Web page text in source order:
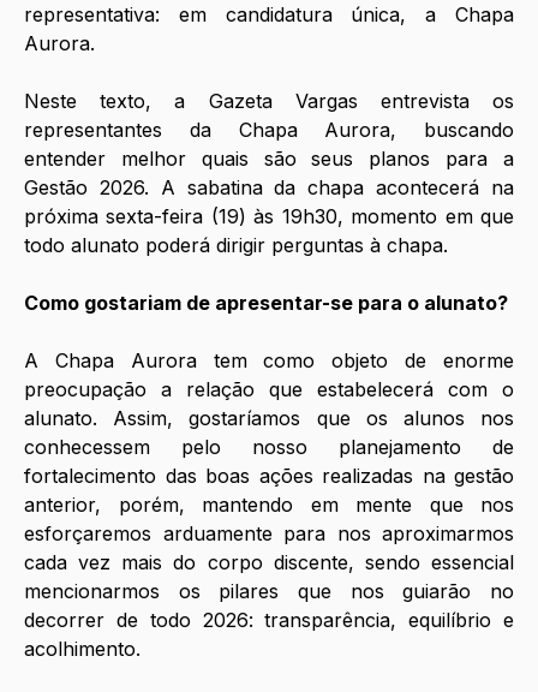
representativa: em candidatura única, a Chapa
Aurora.
Neste texto, a Gazeta Vargas entrevista os
representantes da Chapa Aurora, buscando
entender melhor quais são seus planos para a
Gestão 2026. A sabatina da chapa acontecerá na
próxima sexta-feira (19) às 19h30, momento em que
todo alunato poderá dirigir perguntas à chapa.
Como gostariam de apresentar-se para o alunato?
A Chapa Aurora tem como objeto de enorme
preocupação a relação que estabelecerá com o
alunato. Assim, gostaríamos que os alunos nos
conhecessem pelo nosso planejamento de
fortalecimento das boas ações realizadas na gestão
anterior, porém, mantendo em mente que nos
esforçaremos arduamente para nos aproximarmos
cada vez mais do corpo discente, sendo essencial
mencionarmos os pilares que nos guiarão no
decorrer de todo 2026: transparência, equilíbrio e
acolhimento.